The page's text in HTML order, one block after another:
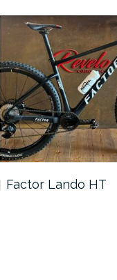
Factor Lando HT